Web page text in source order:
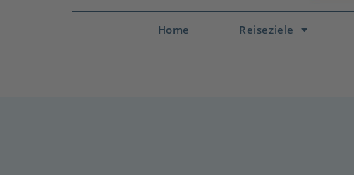
Home Reiseziele